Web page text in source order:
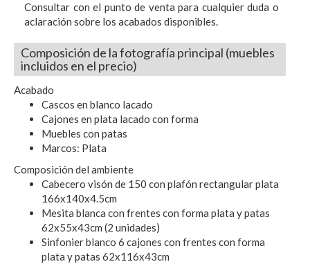
Consultar con el punto de venta para cualquier duda o
aclaración sobre los acabados disponibles.
Composición de la fotografía principal (muebles
incluidos en el precio)
Acabado
Cascos en blanco lacado
Cajones en plata lacado con forma
Muebles con patas
Marcos: Plata
Composición del ambiente
Cabecero visón de 150 con plafón rectangular plata
166x140x4.5cm
Mesita blanca con frentes con forma plata y patas
62x55x43cm (2 unidades)
Sinfonier blanco 6 cajones con frentes con forma
plata y patas 62x116x43cm